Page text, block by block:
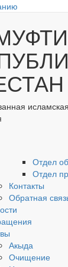
Отдел
Отдел
Контакты
Обратная
Акыда
Очищение